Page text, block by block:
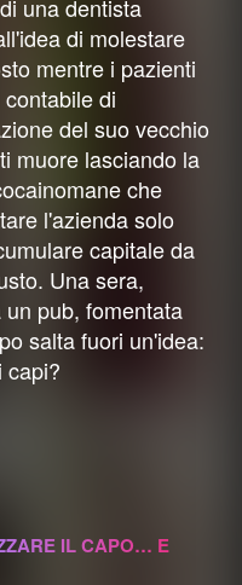
una dentista
di molestare
mentre i pazienti
di
del suo vecchio
muore lasciando la
che
l'azienda solo
capitale da
Una sera,
pub, fomentata
salta fuori un'idea:
capi?
IL CAPO… E